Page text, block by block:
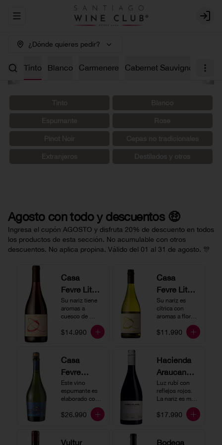
Abrir menu de navegación Login
¿Dónde quieres pedir?
🤑 Tinto Blanco Carmenere Cabernet Sauvignon
Agosto con todo y descuentos 🤑
Ingresa el cupón AGOSTO y disfruta 20% de descuento en todos
los productos de esta sección. No acumulable con otros
descuentos. No aplica propina. Válido del 01 al 31 de agosto. 🎊
Casa
Fevre Little
Quino
Pinot Noir
Su nariz tiene
aromas a
cuesco de
frambuesa. En
boca tiene una
es un vino muy
vertical. Ideal
para beberlo
más frío como
acompañado de
$14.990
Casa
Fevre Little
Quino
Sauvignon
Su nariz es
cítrica con
aromas a flores
blancas y lima.
En boca tiene
vertical y de
persistencia
media. Ideal
para acompañar
con ostras.
$11.990
Casa
Fevre
Quino
Espumant
Este vino
espumante es
elaborado con
tradicional y se
produce a partir
Chardonnay y
$26.990
Hacienda
Araucano-
Lurton
Humo
Gran
Luz rubí con
reflejos rojos.
La nariz es muy
expresiva con
notas de fresa y
rico y redondo
$17.990
Vultur
Bodega